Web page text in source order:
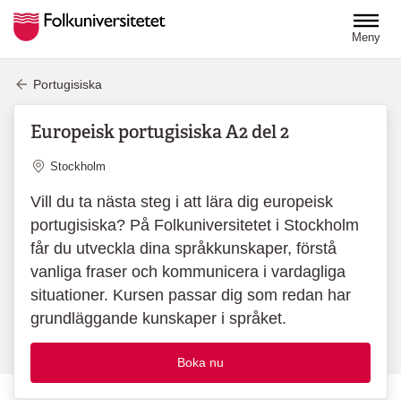
Meny
Portugisiska
Europeisk portugisiska A2 del 2
Plats
Stockholm
Vill du ta nästa steg i att lära dig europeisk
portugisiska? På Folkuniversitetet i Stockholm
får du utveckla dina språkkunskaper, förstå
vanliga fraser och kommunicera i vardagliga
situationer. Kursen passar dig som redan har
grundläggande kunskaper i språket.
Boka nu